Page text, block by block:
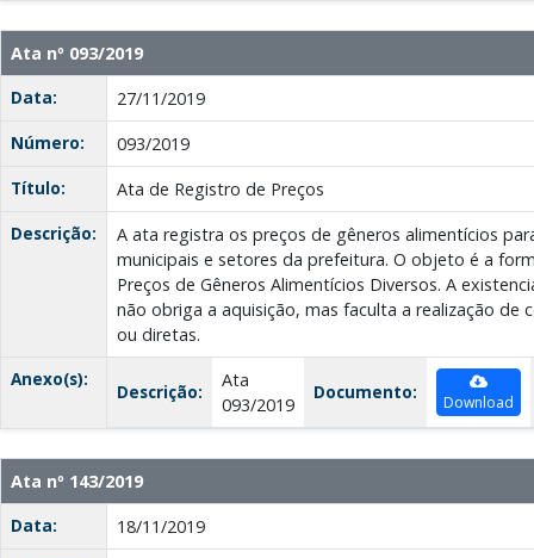
Ata nº 093/2019
Data:
27/11/2019
Número:
093/2019
Título:
Ata de Registro de Preços
Descrição:
A ata registra os preços de gêneros alimentícios
municipais e setores da prefeitura. O objeto é a
Preços de Gêneros Alimentícios Diversos. A
não obriga a aquisição, mas faculta a realização de
ou diretas.
Anexo(s):
Descrição:
Ata
093/2019
Documento: Download
Ata nº 143/2019
Data:
18/11/2019